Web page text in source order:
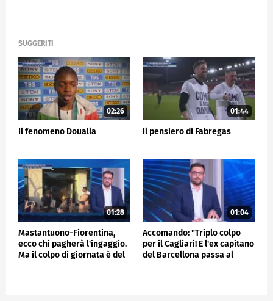
SUGGERITI
02:26
Il fenomeno Doualla
01:44
Il pensiero di Fabregas
01:28
Mastantuono-Fiorentina,
ecco chi pagherà l'ingaggio.
Ma il colpo di giornata è del
01:04
Accomando: "Triplo colpo
per il Cagliari! E l'ex capitano
del Barcellona passa al